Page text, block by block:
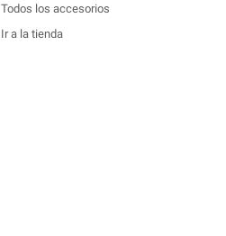
Todos los accesorios
Ir a la tienda